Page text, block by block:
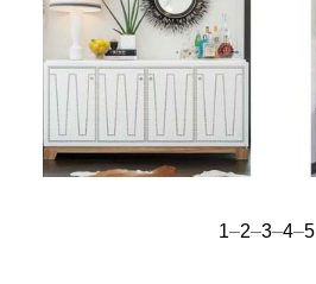
1–2–3–4–5